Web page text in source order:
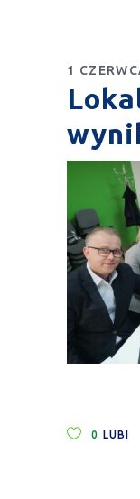
1
0 LUBI